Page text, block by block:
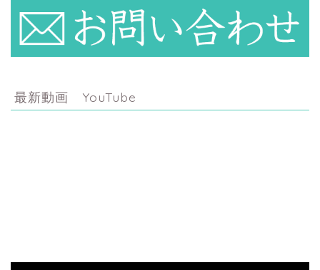
最新動画 YouTube